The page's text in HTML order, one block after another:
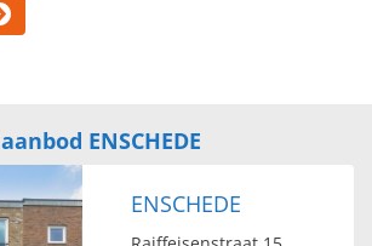
ENSCHEDE
ENSCHEDE